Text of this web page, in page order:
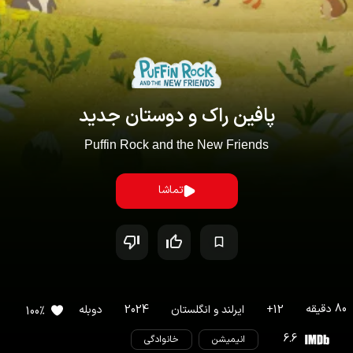
پافین راک و دوستان جدید
Puffin Rock and the New Friends
تماشا
80 دقیقه 12
+ ایرلندو انگلستان 2024 دوبله 100%
6.6
انیمیشن خانوادگی